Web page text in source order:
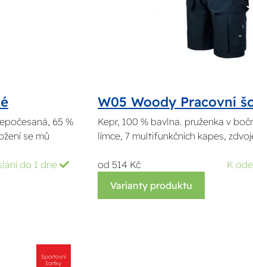
65 %
se mů
do 1 dne
W05 Woody Pracovní
Kepr, 100 % bavlna. pruženka v
límce, 7 multifunkčních kapes,
od 514 Kč
K
Varianty produktu
Sportovní
šortky